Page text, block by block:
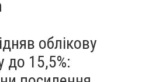
облікову
до 15,5%: